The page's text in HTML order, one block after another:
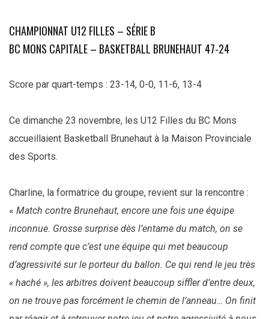
CHAMPIONNAT U12 FILLES – SÉRIE B
BC MONS CAPITALE – BASKETBALL BRUNEHAUT 47-24
Score par quart-temps : 23-14, 0-0, 11-6, 13-4
Ce dimanche 23 novembre, les U12 Filles du BC Mons
accueillaient Basketball Brunehaut à la Maison Provinciale
des Sports.
Charline, la formatrice du groupe, revient sur la rencontre :
« Match contre Brunehaut, encore une fois une équipe
inconnue. Grosse surprise dès l’entame du match, on se
rend compte que c’est une équipe qui met beaucoup
d’agressivité sur le porteur du ballon. Ce qui rend le jeu très
« haché », les arbitres doivent beaucoup siffler d’entre deux,
on ne trouve pas forcément le chemin de l’anneau… On finit